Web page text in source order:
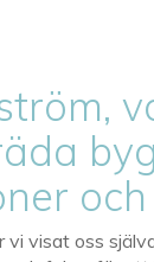
vi visat oss